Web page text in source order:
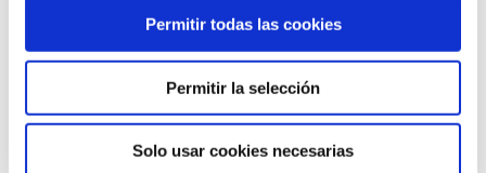
Permitir todas las cookies
Permitir la selección
Solo usar cookies necesarias
Marqués de Amboage 12, 1º
15006 A Coruña
+34 981 235 265